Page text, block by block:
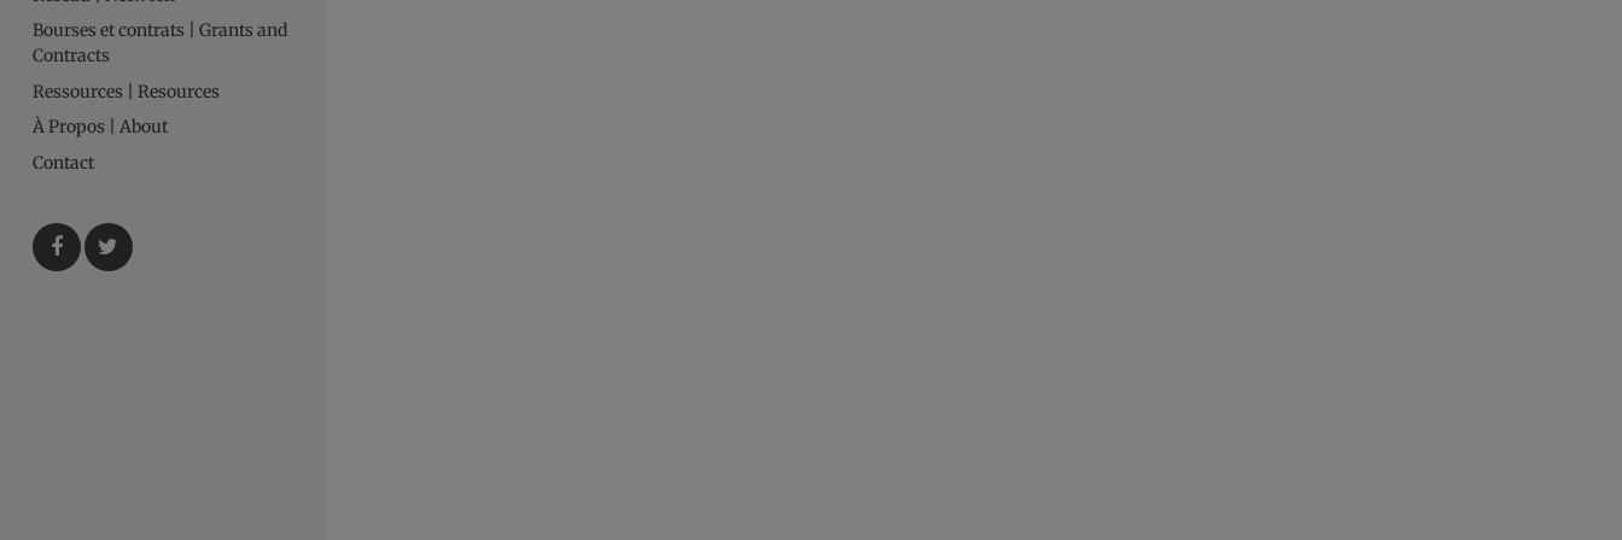
Bourses et contrats | Grants and
Contracts
Ressources | Resources
À Propos | About
Contact